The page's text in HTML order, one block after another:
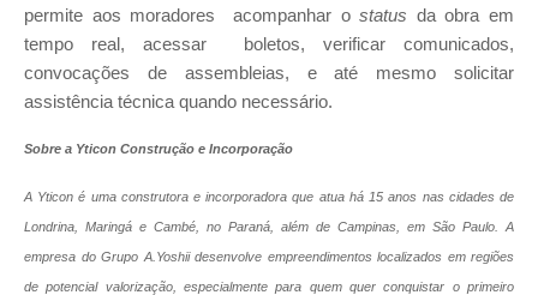
permite aos moradores acompanhar ostatus da obra em
tempo real, acessar boletos, verificar comunicados,
convocações de assembleias, e até mesmo solicitar
assistência técnica quando necessário.
Sobre a Yticon Construção e Incorporação
A Yticon é uma construtora e incorporadora que atua há 15 anos nas cidades de
Londrina, Maringá e Cambé, no Paraná, além de Campinas, em São Paulo. A
empresa do Grupo A.Yoshii desenvolve empreendimentos localizados em regiões
de potencial valorização, especialmente para quem quer conquistar o primeiro